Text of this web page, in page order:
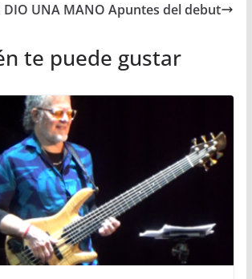
DIO UNA MANO Apuntes del debut
te puede gustar